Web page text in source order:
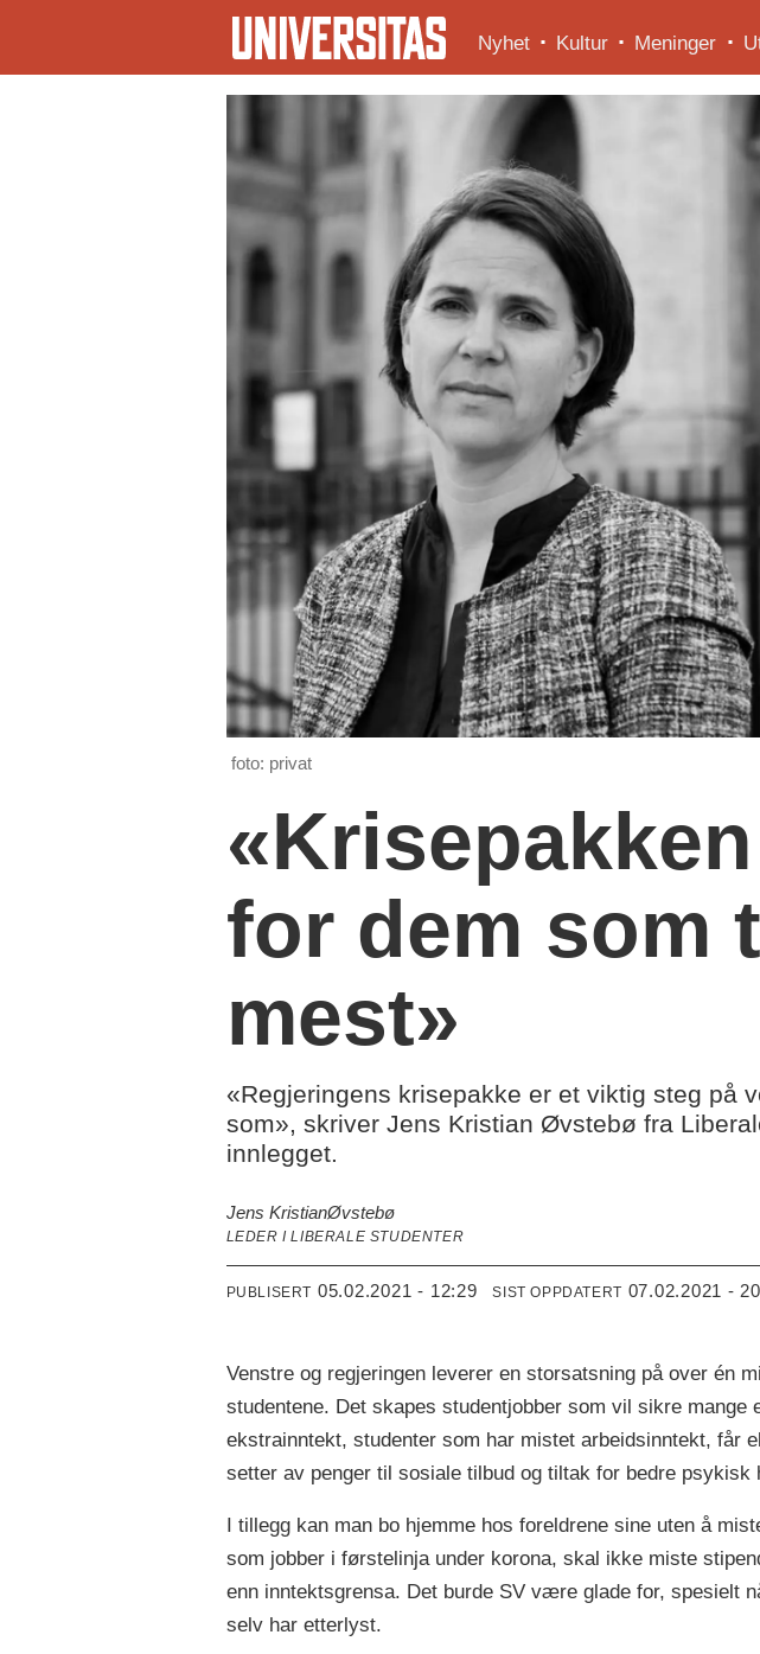
Nyhet Kultur Meninger
foto: privat
for dem som
mest»
«Regjeringens krisepakke er et viktig steg på
som», skriver Jens Kristian Øvstebø fra
innlegget.
Jens KristianØvstebø
LEDER I LIBERALE STUDENTER
PUBLISERT 05.02.2021 - 12:29 SIST OPPDATERT 07.02.2021 -
Venstre og regjeringen leverer en storsatsning på over én
studentene. Det skapes studentjobber som vil sikre mange
ekstrainntekt, studenter som har mistet arbeidsinntekt, får
setter av penger til sosiale tilbud og tiltak for bedre psykisk
I tillegg kan man bo hjemme hos foreldrene sine uten å
som jobber i førstelinja under korona, skal ikke miste
enn inntektsgrensa. Det burde SV være glade for, spesielt
selv har etterlyst.